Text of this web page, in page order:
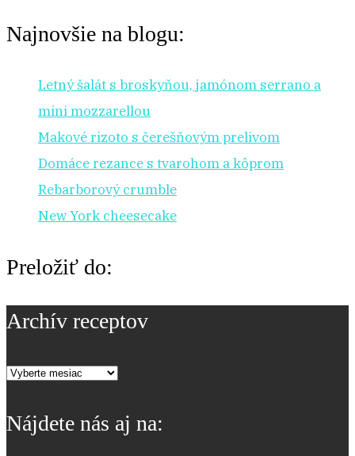
Najnovšie na blogu:
Letný šalát s broskyňou, jamónom serrano a
mini mozzarellou
Makové rizoto s čerešňovým prelivom
Domáce rezance s tvarohom a kôprom
Rebarborový crumble
New York cheesecake
Preložiť do:
Archív receptov
Archív
Nájdete nás aj na: